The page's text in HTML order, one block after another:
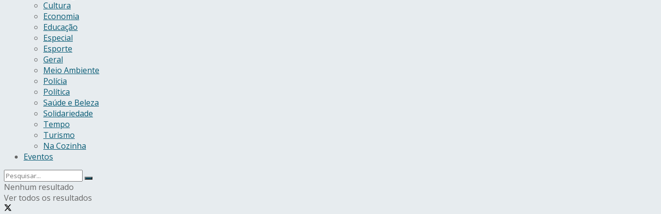
Cultura
Economia
Educação
Especial
Esporte
Geral
Meio Ambiente
Polícia
Política
Saúde e Beleza
Solidariedade
Tempo
Turismo
Na Cozinha
Eventos
Nenhum resultado
Ver todos os resultados